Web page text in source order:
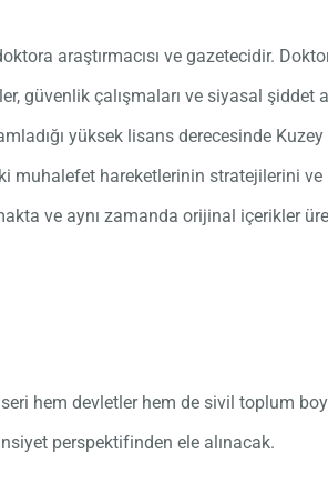
araştırmacısı ve gazetecidir.
güvenlik çalışmaları ve siyasal şiddet
yüksek lisans derecesinde
muhalefet hareketlerinin stratejilerini ve
ve aynı zamanda orijinal içerikler
hem devletler hem de sivil toplum
perspektifinden ele alınacak.